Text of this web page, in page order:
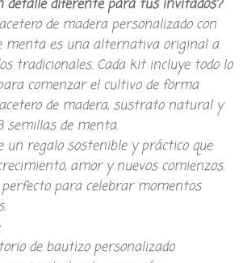
detalle diferente para tus invitados?
de madera personalizado con
menta es una alternativa original a
tradicionales. Cada kit incluye todo lo
comenzar el cultivo de forma
de madera, sustrato natural y
semillas de menta.
un regalo sostenible y práctico que
amor y nuevos comienzos.
perfecto para celebrar momentos
de bautizo personalizado